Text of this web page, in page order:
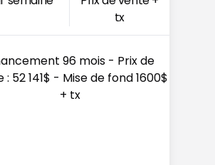
tx
96 mois - Prix de
: 52 141$ - Mise de fond 1600$
+ tx